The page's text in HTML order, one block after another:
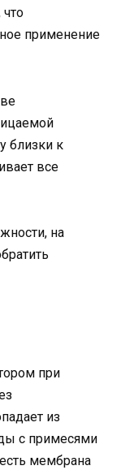
применение
близки к
все
на
при
из
с примесями
мембрана